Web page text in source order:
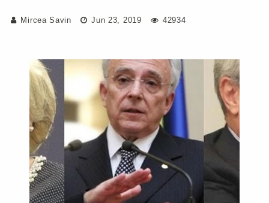
Mircea Savin Jun 23, 2019 42934